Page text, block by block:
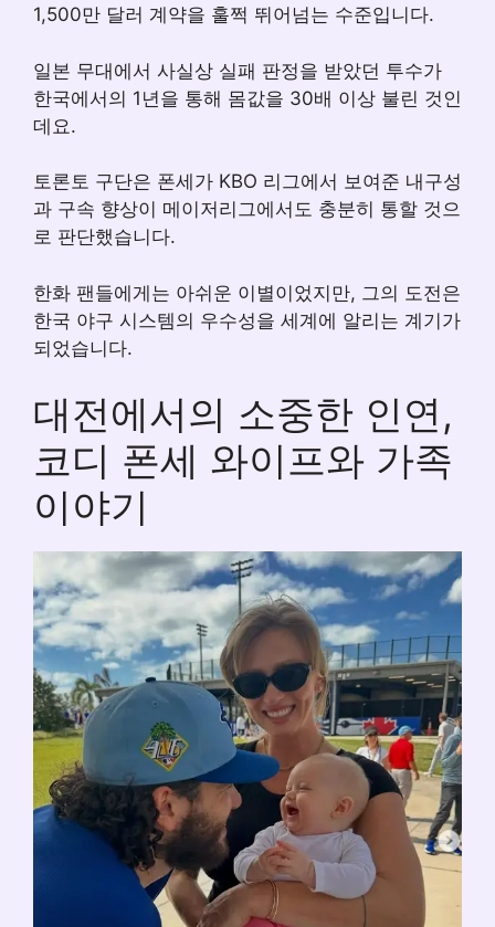
1,500만 달러 계약을 훌쩍 뛰어넘는 수준입니다.
일본 무대에서 사실상 실패 판정을 받았던 투수가
한국에서의 1년을 통해 몸값을 30배 이상 불린 것인
데요.
토론토 구단은 폰세가 KBO 리그에서 보여준 내구성
과 구속 향상이 메이저리그에서도 충분히 통할 것으
로 판단했습니다.
한화 팬들에게는 아쉬운 이별이었지만, 그의 도전은
한국 야구 시스템의 우수성을 세계에 알리는 계기가
되었습니다.
대전에서의 소중한 인연,
코디 폰세 와이프와 가족
이야기